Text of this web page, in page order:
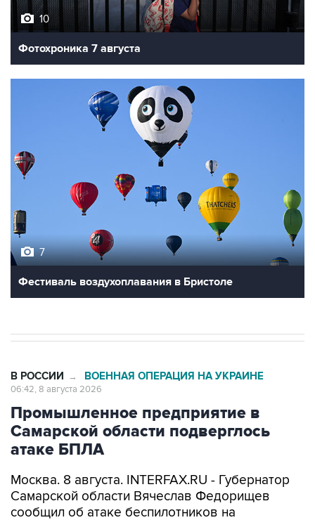
10
Фотохроника 7 августа
7
Фестиваль воздухоплавания в Бристоле
В РОССИИ → ВОЕННАЯ ОПЕРАЦИЯ НА УКРАИНЕ
06:42, 8 августа 2026
Промышленное предприятие в
Самарской области подверглось
атаке БПЛА
Москва. 8 августа. INTERFAX.RU - Губернатор
Самарской области Вячеслав Федорищев
сообщил об атаке беспилотников на